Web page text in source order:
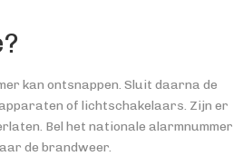
kan ontsnappen. Sluit daarna de
of lichtschakelaars. Zijn er
Bel het nationale alarmnummer
de brandweer.